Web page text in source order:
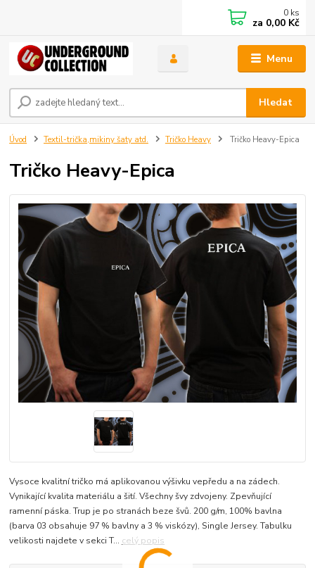
Menu
Hledat
0 ks
za 0,00 Kč
Úvod Textil-trička,mikiny šaty atd. Tričko Heavy Tričko Heavy-Epica
Tričko Heavy-Epica
Vysoce kvalitní tričko má aplikovanou výšivku vepředu a na zádech.
Vynikající kvalita materiálu a šití. Všechny švy zdvojeny. Zpevňující
ramenní páska. Trup je po stranách beze švů. 200 g/m, 100% bavlna
(barva 03 obsahuje 97 % bavlny a 3 % viskózy), Single Jersey. Tabulku
velikosti najdete v sekci T... celý popis